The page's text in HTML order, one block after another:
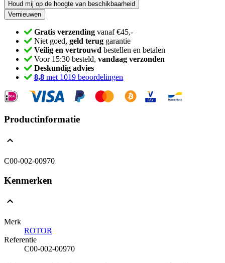
Houd mij op de hoogte van beschikbaarheid
Gratis verzendingvanaf €45,-
Niet goed, geld teruggarantie
Veilig en vertrouwd bestellen en betalen
Voor 15:30 besteld, vandaag verzonden
Deskundig advies
8,8met 1019 beoordelingen
Productinformatie
C00-002-00970
Kenmerken
Merk
ROTOR
Referentie
C00-002-00970